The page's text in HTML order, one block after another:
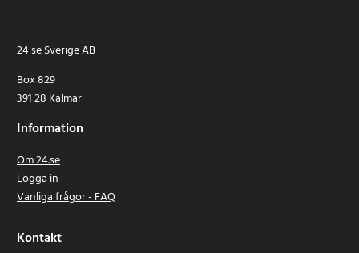
24 se Sverige AB
Box 829
391 28 Kalmar
Information
Om 24.se
Logga in
Vanliga frågor - FAQ
Kontakt